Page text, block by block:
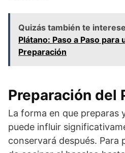
Quizás también te
Plátano: Paso a Paso para
Preparación
Preparación del
La forma en que preparas
puede influir
conservará después. Para